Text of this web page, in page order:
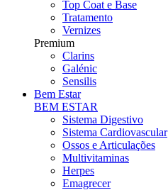
Top Coat e Base
Tratamento
Vernizes
Premium
Clarins
Galénic
Sensilis
Bem Estar
BEM ESTAR
Sistema Digestivo
Sistema Cardiovascular
Ossos e Articulações
Multivitaminas
Herpes
Emagrecer